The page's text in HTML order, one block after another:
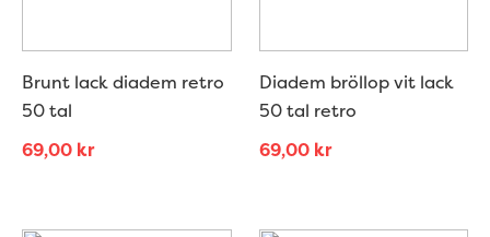
Brunt lack diadem retro
50 tal
69,00 kr
Diadem bröllop vit lack
50 tal retro
69,00 kr